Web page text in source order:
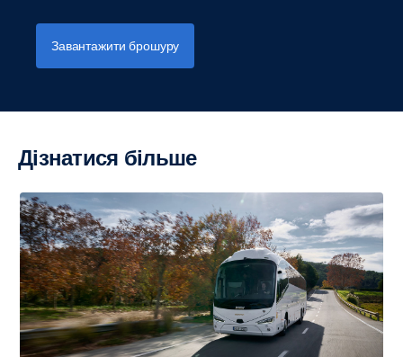
Завантажити брошуру
Дізнатися більше